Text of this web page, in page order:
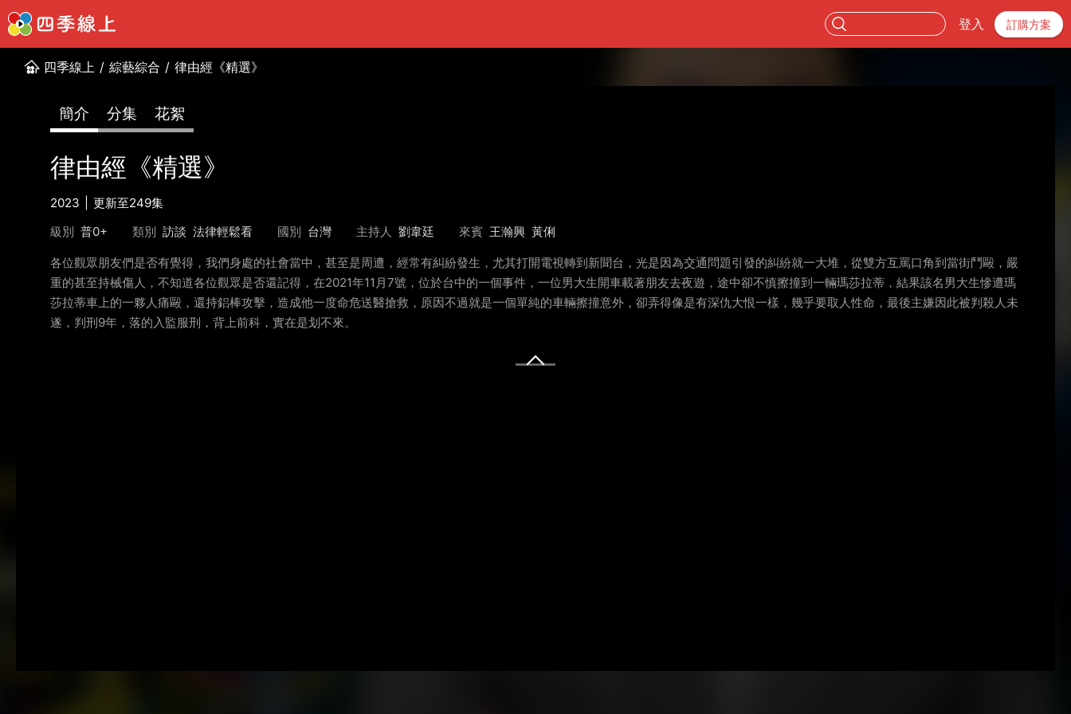
登入 訂購方案
四季線上 / 綜藝綜合 / 律由經《精選》
簡介 分集 花絮
律由經《精選》
2023
更新至249集
級別 普0+ 類別 訪談 法律輕鬆看 國別 台灣 主持人 劉韋廷 來賓 王瀚興 黃俐
各位觀眾朋友們是否有覺得，我們身處的社會當中，甚至是周遭，經常有糾紛發生，尤其打開電視轉到新聞台，光是因為交通問題引發的糾紛就一大堆，從雙方互罵口角到當街鬥毆，嚴
重的甚至持械傷人，不知道各位觀眾是否還記得，在2021年11月7號，位於台中的一個事件，一位男大生開車載著朋友去夜遊，途中卻不慎擦撞到一輛瑪莎拉蒂，結果該名男大生慘遭瑪
莎拉蒂車上的一夥人痛毆，還持鋁棒攻擊，造成他一度命危送醫搶救，原因不過就是一個單純的車輛擦撞意外，卻弄得像是有深仇大恨一樣，幾乎要取人性命，最後主嫌因此被判殺人未
遂，判刑9年，落的入監服刑，背上前科，實在是划不來。